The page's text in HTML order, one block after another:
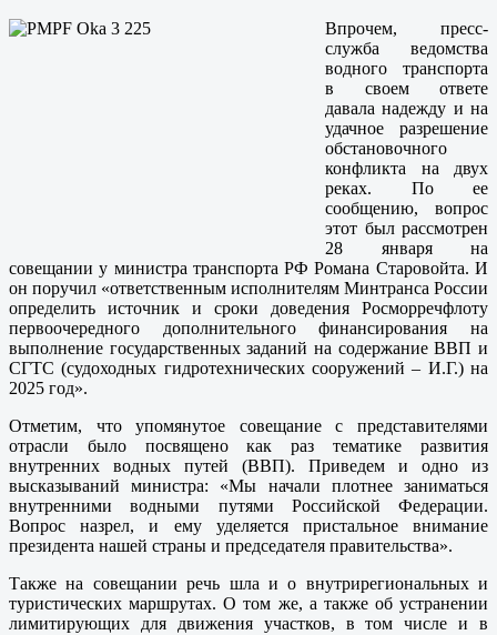
Впрочем, пресс-
служба ведомства
водного транспорта
в своем ответе
давала надежду и на
удачное разрешение
обстановочного
конфликта на двух
реках. По ее
сообщению, вопрос
этот был рассмотрен
28 января на
совещании у министра транспорта РФ Романа Старовойта. И
он поручил «ответственным исполнителям Минтранса России
определить источник и сроки доведения Росморречфлоту
первоочередного дополнительного финансирования на
выполнение государственных заданий на содержание ВВП и
СГТС (судоходных гидротехнических сооружений – И.Г.) на
2025 год».
Отметим, что упомянутое совещание с представителями
отрасли было посвящено как раз тематике развития
внутренних водных путей (ВВП). Приведем и одно из
высказываний министра: «Мы начали плотнее заниматься
внутренними водными путями Российской Федерации.
Вопрос назрел, и ему уделяется пристальное внимание
президента нашей страны и председателя правительства».
Также на совещании речь шла и о внутрирегиональных и
туристических маршрутах. О том же, а также об устранении
лимитирующих для движения участков, в том числе и в